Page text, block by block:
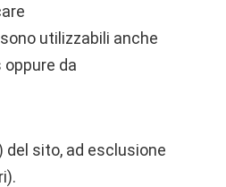
utilizzabili anche
da
del sito, ad esclusione